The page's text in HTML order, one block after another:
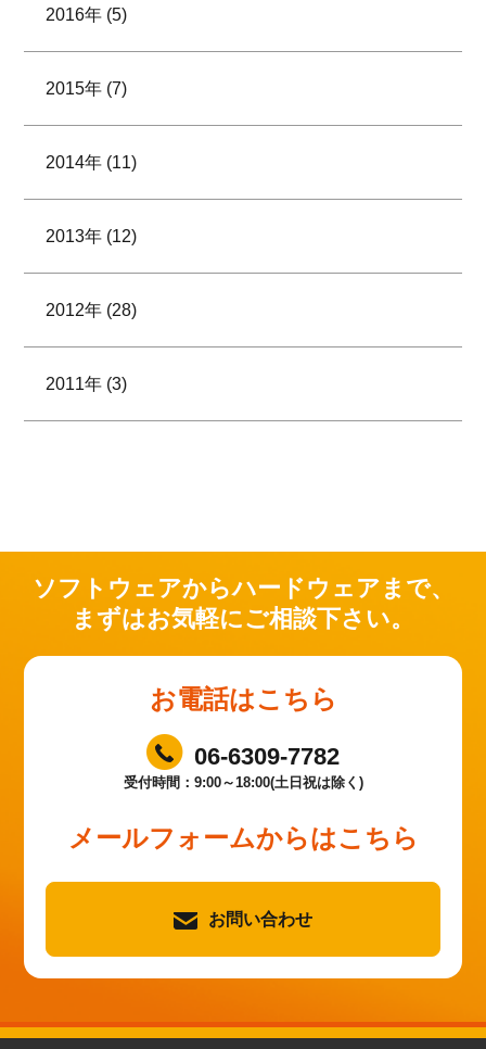
2016年 (5)
2015年 (7)
2014年 (11)
2013年 (12)
2012年 (28)
2011年 (3)
ソフトウェアからハードウェアまで、
まずはお気軽にご相談下さい。
お電話はこちら
06-6309-7782
受付時間：9:00～18:00(土日祝は除く)
メールフォームからはこちら
お問い合わせ